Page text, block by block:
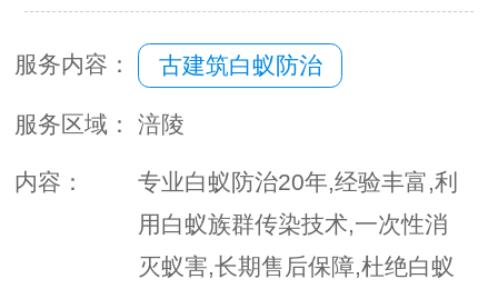
服务内容： 古建筑白蚁防治
服务区域： 涪陵
内容：
专业白蚁防治20年,经验丰富,利
用白蚁族群传染技术,一次性消
灭蚁害,长期售后保障,杜绝白蚁